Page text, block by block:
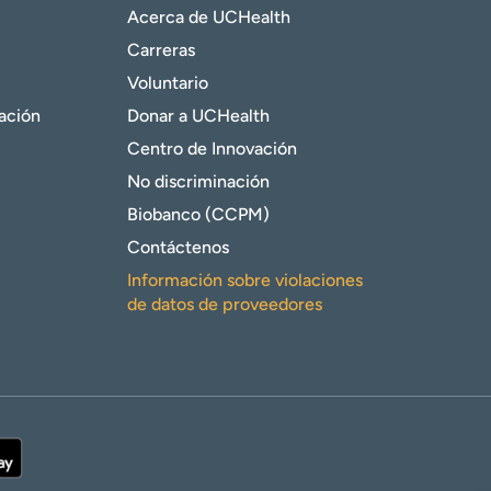
Acerca de UCHealth
Carreras
Voluntario
Donar a UCHealth
Centro de Innovación
No discriminación
Biobanco (CCPM)
Contáctenos
Información sobre violaciones
de datos de proveedores